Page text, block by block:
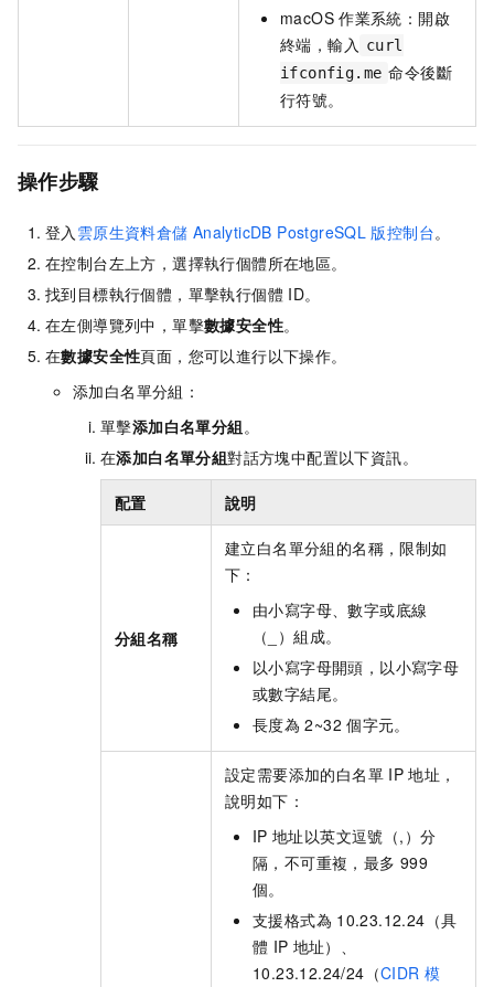
macOS 作業系統：開啟
終端，輸入 curl
ifconfig.me 命令後斷
行符號。
操作步驟
登入 雲原生資料倉儲 AnalyticDB PostgreSQL 版控制台。
在控制台左上方，選擇執行個體所在地區。
找到目標執行個體，單擊執行個體 ID。
在左側導覽列中，單擊數據安全性。
在數據安全性頁面，您可以進行以下操作。
添加白名單分組：
單擊添加白名單分組。
在添加白名單分組對話方塊中配置以下資訊。
配置 說明
分組名稱
建立白名單分組的名稱，限制如
下：
由小寫字母、數字或底線
（_）組成。
以小寫字母開頭，以小寫字母
或數字結尾。
長度為 2~32 個字元。
設定需要添加的白名單 IP 地址，
說明如下：
IP 地址以英文逗號（,）分
隔，不可重複，最多 999
個。
支援格式為 10.23.12.24（具
體 IP 地址）、
10.23.12.24/24（CIDR 模